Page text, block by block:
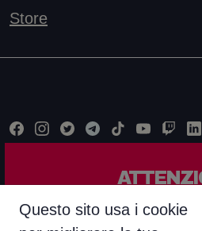
Store
© COPYRIGHT COMICON 2025
Questo sito usa i cookie
Questo sito è relativo ad